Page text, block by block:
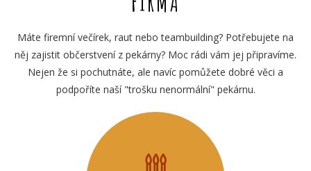
Máte firemní večírek, raut nebo teambuilding? Potřebujete na
něj zajistit občerstvení z pekárny? Moc rádi vám jej připravíme.
Nejen že si pochutnáte, ale navíc pomůžete dobré věci a
podpoříte naší "trošku nenormální" pekárnu.